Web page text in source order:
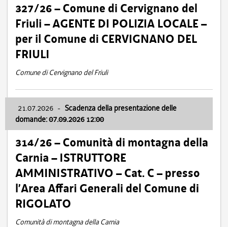
327/26 – Comune di Cervignano del
Friuli – AGENTE DI POLIZIA LOCALE –
per il Comune di CERVIGNANO DEL
FRIULI
Comune di Cervignano del Friuli
21.07.2026 - Scadenza della presentazione delle
domande: 07.09.2026 12:00
314/26 – Comunità di montagna della
Carnia – ISTRUTTORE
AMMINISTRATIVO – Cat. C – presso
l’Area Affari Generali del Comune di
RIGOLATO
Comunità di montagna della Carnia